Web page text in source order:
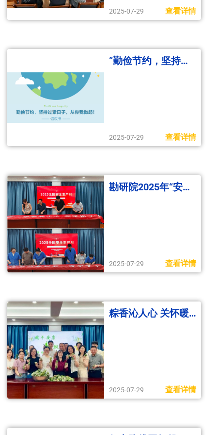
2025-07-29 查看详情
“勤俭节约，坚持过紧日子，从你我做起！”致全体职工的倡议书
2025-07-29 查看详情
勘研院2025年“安全生产月”正式启动
2025-07-29 查看详情
粽香沁人心 关怀暖一线——勘研院开展浓情端午活动
2025-07-29 查看详情